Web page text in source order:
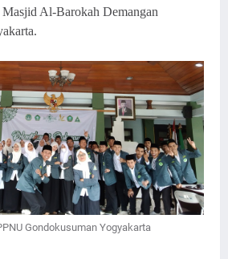
Al-Barokah Demangan
Gondokusuman Yogyakarta